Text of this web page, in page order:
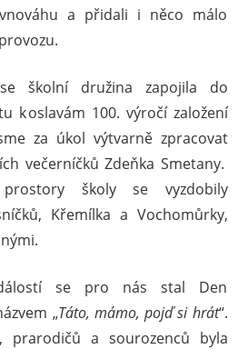
a přidali i něco málo
školní družina zapojila do
k oslavám 100. výročí založení
za úkol výtvarně zpracovat
večerníčků Zdeňka Smetany.
školy se vyzdobily
Křemílka a Vochomůrky,
se pro nás stal Den
„Táto, mámo, pojď si hrát“.
prarodičů a sourozenců byla